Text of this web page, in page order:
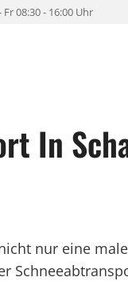
08:30 - 16:00 Uhr
In
nur eine